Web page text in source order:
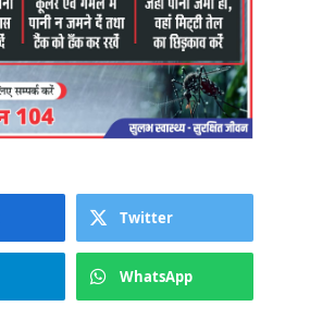
Twitter
WhatsApp